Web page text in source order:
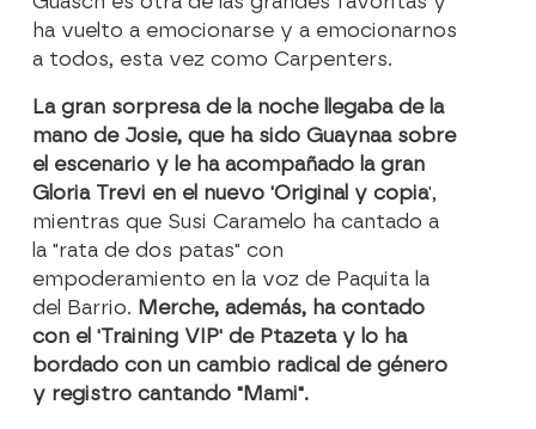
ha vuelto a emocionarse y a emocionarnos
a todos, esta vez como Carpenters.
La gran sorpresa de la noche llegaba de la
mano de Josie, que ha sido Guaynaa sobre
el escenario y le ha acompañado la gran
Gloria Trevi en el nuevo 'Original y copia',
mientras que Susi Caramelo ha cantado a
la "rata de dos patas" con
empoderamiento en la voz de Paquita la
del Barrio. Merche, además, ha contado
con el 'Training VIP' de Ptazeta y lo ha
bordado con un cambio radical de género
y registro cantando "Mami".